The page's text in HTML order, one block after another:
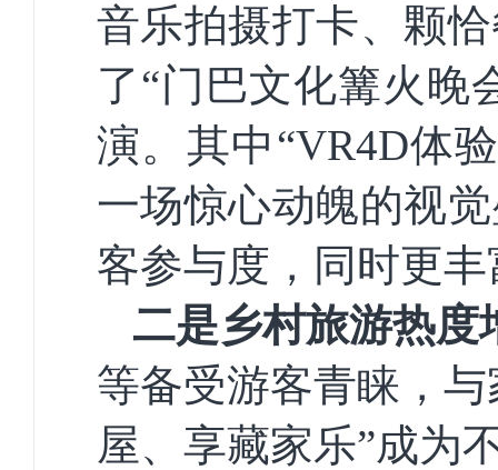
音乐拍摄打卡、颗
了“门巴文化篝火晚
演。 其中 “VR4D体
一场惊心动魄的视
客参与度， 同时更丰
二是乡村旅游热度
等备受游客青睐， 与
屋、享藏家乐”成为